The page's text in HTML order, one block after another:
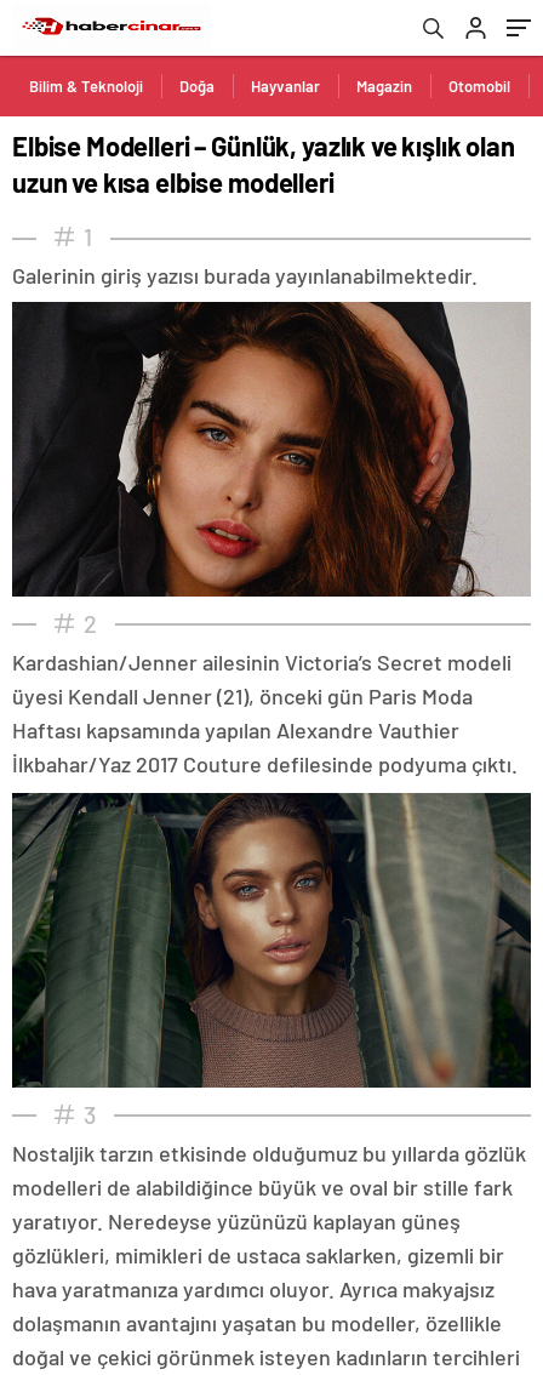
Bilim & Teknoloji Doğa Hayvanlar Magazin Otomobil
Elbise Modelleri – Günlük, yazlık ve kışlık olan
uzun ve kısa elbise modelleri
1
Galerinin giriş yazısı burada yayınlanabilmektedir.
2
Kardashian/Jenner ailesinin Victoria’s Secret modeli
üyesi Kendall Jenner (21), önceki gün Paris Moda
Haftası kapsamında yapılan Alexandre Vauthier
İlkbahar/Yaz 2017 Couture defilesinde podyuma çıktı.
3
Nostaljik tarzın etkisinde olduğumuz bu yıllarda gözlük
modelleri de alabildiğince büyük ve oval bir stille fark
yaratıyor. Neredeyse yüzünüzü kaplayan güneş
gözlükleri, mimikleri de ustaca saklarken, gizemli bir
hava yaratmanıza yardımcı oluyor. Ayrıca makyajsız
dolaşmanın avantajını yaşatan bu modeller, özellikle
doğal ve çekici görünmek isteyen kadınların tercihleri